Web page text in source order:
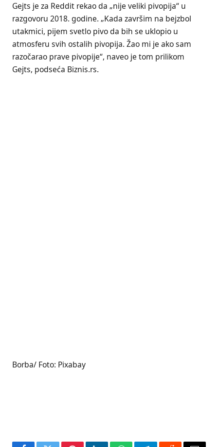
Gejts je za Reddit rekao da „nije veliki pivopija“ u
razgovoru 2018. godine. „Kada završim na bejzbol
utakmici, pijem svetlo pivo da bih se uklopio u
atmosferu svih ostalih pivopija. Žao mi je ako sam
razočarao prave pivopije“, naveo je tom prilikom
Gejts, podseća Biznis.rs.
Borba/ Foto: Pixabay